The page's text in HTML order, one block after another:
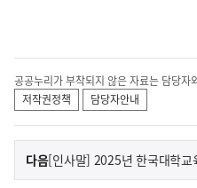
공공누리가 부착되지 않은 자료는 담당
저작권정책
담당자안내
이
전
다음기
사
[인사말] 2025년 한국대학교